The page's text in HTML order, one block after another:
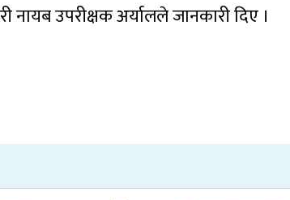
उपरीक्षक अर्यालले जानकारी दिए ।